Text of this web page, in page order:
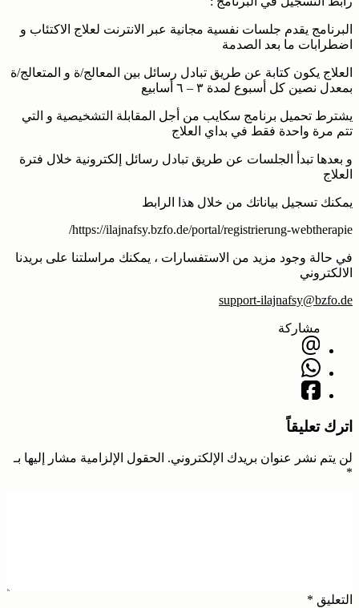
البرنامج يقدم جلسات نفسية مجانية عبر الانترنت لعلاج الاكتئاب و
اضطرابات ما بعد الصدمة
العلاج يكون كتابة عن طريق تبادل رسائل بين المعالج/ة و المتعالج/ة
بمعدل نصين كل أسبوع لمدة ٣ – ٦ أسابيع
يشترط تحميل برنامج سكايب من أجل المقابلة التشخيصية و التي
تتم مرة واحدة فقط في بداي العلاج
و بعدها تبدأ الجلسات عن طريق تبادل رسائل إلكترونية خلال فترة
العلاج
يمكنك تسجيل بياناتك من خلال هذا الرابط
https://ilajnafsy.bzfo.de/portal/registrierung-webtherapie/
في حالة وجود مزيد من الاستفسارات ، يمكنك مراسلتنا على بريدنا
الالكتروني
support-ilajnafsy@bzfo.de
مشاركة
اترك تعليقاً
لن يتم نشر عنوان بريدك الإلكتروني. الحقول الإلزامية مشار إليها بـ
*
التعليق *